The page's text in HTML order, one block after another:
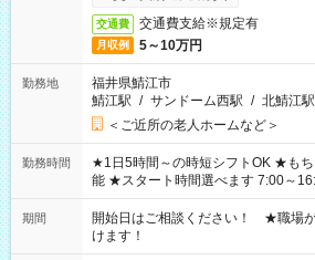
交通費 交通費支給※規定有
月収例 5～10万円
勤務地
福井県鯖江市
鯖江駅 / サンドーム西駅 / 北鯖江駅
＜ご近所の老人ホームなど＞
勤務時間
★1日5時間～の時短シフトOK ★もちろんフルタイムシフトも可
能 ★スタート時間選べます 7:00～
20:00 など 残業なし！ ※Wワークの場合、他のお仕事と合わせ
週40時間超の就業はご案内できませ
間以上勤務は社会保険への加入対象
（日雇い派遣の原則禁止）により、
期間
開始日はご相談ください！ ★職場
けます！